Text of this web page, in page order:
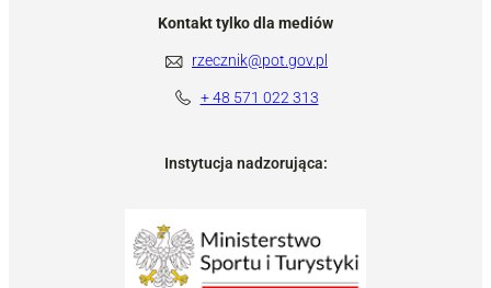
Kontakt tylko dla mediów
rzecznik@pot.gov.pl
+ 48 571 022 313
Instytucja nadzorująca: